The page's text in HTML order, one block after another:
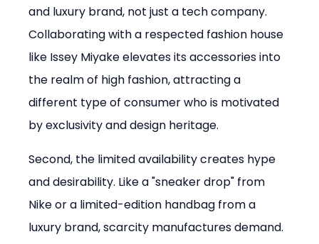
and luxury brand, not just a tech company.
Collaborating with a respected fashion house
like Issey Miyake elevates its accessories into
the realm of high fashion, attracting a
different type of consumer who is motivated
by exclusivity and design heritage.
Second, the limited availability creates hype
and desirability. Like a "sneaker drop" from
Nike or a limited-edition handbag from a
luxury brand, scarcity manufactures demand.